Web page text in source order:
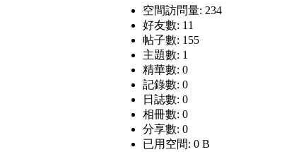
空間訪問量: 234
好友數: 11
帖子數: 155
主題數: 1
精華數: 0
記錄數: 0
日誌數: 0
相冊數: 0
分享數: 0
已用空間: 0 B